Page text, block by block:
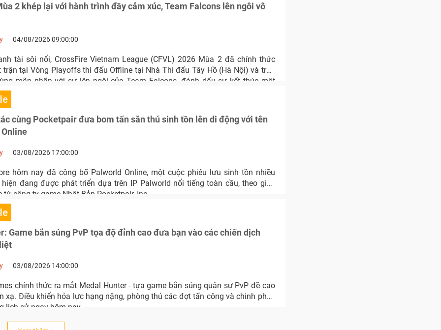
2 khép lại với hành trình đầy cảm xúc, Team Falcons lên ngôi vô
04/08/2026 09:00:00
tài sôi nổi, CrossFire Vietnam League (CFVL) 2026 Mùa 2 đã chính thức
trận tại Vòng Playoffs thi đấu Offline tại Nhà Thi đấu Tây Hồ (Hà Nội) và trận
mãn nhãn với sự lên ngôi của Team Falcons, đánh dấu sự kết thúc một
giải hấp dẫn và kịch tính nhất của Đột Kích Việt Nam.
cùng Pocketpair đưa bom tấn săn thú sinh tồn lên di động với tên
03/08/2026 17:00:00
hôm nay đã công bố Palworld Online, một cuộc phiêu lưu sinh tồn nhiều
đang được phát triển dựa trên IP Palworld nổi tiếng toàn cầu, theo giấy
từ công ty game Nhật Bản Pocketpair, Inc.
Game bắn súng PvP tọa độ đỉnh cao đưa bạn vào các chiến dịch
03/08/2026 14:00:00
chính thức ra mắt Medal Hunter - tựa game bắn súng quân sự PvP đề cao
xạ. Điều khiển hỏa lực hạng nặng, phòng thủ các đợt tấn công và chinh phục
lịch sử ngay hôm nay.